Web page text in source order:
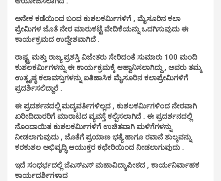
ಅನೇಕ ಕಡೆಯಿಂದ ಬಂದ ಕುಶಲಕರ್ಮಿಗಳಿಗೆ , ಮೈಸೂರಿನ ಕಲಾ
ಪ್ರೇಮಿಗಳ ಜೊತೆ ನೇರ ಮಾರುಕಟ್ಟೆ ವೇದಿಕೆಯನ್ನು ಒದಗಿಸುವುದು ಈ
ಕಾರ್ಯಕ್ರಮದ ಉದ್ದೇಶವಾಗಿದೆ .
ರಾಷ್ಟ್ರ ಮತ್ತು ರಾಜ್ಯ ಪ್ರಶಸ್ತಿ ವಿಜೇತರು ಸೇರಿದಂತೆ ಸುಮಾರು 100 ಮಂದಿ
ಕುಶಲಕರ್ಮಿಗಳನ್ನು ಈ ಕಾರ್ಯಕ್ರಮಕ್ಕೆ ಆಹ್ವಾನಿಸಲಾಗಿದ್ದು , ಅವರು ತಮ್ಮ
ಉತ್ಕೃಷ್ಠ ಕಲಾವಸ್ತುಗಳನ್ನು ಐತಿಹಾಸಿಕ ಮೈಸೂರಿನ ಕಲಾಪ್ರೇಮಿಗಳಿಗೆ
ಪ್ರದರ್ಶಿಸಲಿದ್ದಾರೆ .
ಈ ಪ್ರದರ್ಶನದಲ್ಲಿ ಮದ್ಯವರ್ತಿಗಳಿಲ್ಲದ , ಕುಶಲಕರ್ಮಿಗಳಿಂದ ನೇರವಾಗಿ
ಖರೀದಿದಾರರಿಗೆ ಮಾರಾಟದ ವ್ಯವಸ್ತೆ ಕಲ್ಪಿಸಲಾಗಿದೆ . ಈ ಪ್ರದರ್ಶನದಲ್ಲಿ
ನೊಂದಾಯಿತ ಕುಶಲಕರ್ಮಿಗಳಿಗೆ ಉಚಿತವಾಗಿ ಮಳಿಗೆಗಳನ್ನು
ನೀಡಲಾಗುವುದು , ಜೊತೆಗೆ ಪ್ರಯಾಣ ಭತ್ಯೆ ಹಾಗೂ ರವಾನೆ ಶುಲ್ಕವನ್ನು
ಕರಕುಶಲ ಅಭಿವೃದ್ಧಿ ಆಯುಕ್ತರ ಕಛೇರಿಯಿಂದ ನೀಡಲಾಗುವುದು .
ಇದೆ ಸಂಧರ್ಭದಲ್ಲಿ ಜೆಎಸ್‌ಎಸ್ ಮಹಾವಿದ್ಯಾಪೀಠದ , ಕಾರ್ಯನಿರ್ವಾಹಕ
ಕಾರ್ಯದರ್ಶಿಗಳಾದ